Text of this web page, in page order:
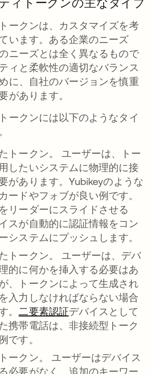
ィトークンの主なタイプ
ークンは、カスタマイズを考
います。ある企業のニーズ
ニーズとは全く異なるもので
ィと柔軟性の適切なバランス
に、自社のバージョンを慎重
があります。
ークンには以下のようなタイ
トークン。 ユーザーは、トー
したいシステムに物理的に接
があります。Yubikeyのような
ードやフォブが良い例です。
リーダーにスライドさせる
スが自動的に認証情報をコン
システムにプッシュします。
トークン。 ユーザーは、デバ
的に何かを挿入する必要はあ
、トークンによって生成され
入力しなければならない場合
。二要素認証デバイスとして
携帯電話は、非接続型トーク
です。
ークン。 ユーザーはデバイス
必要がなく、追加のキーワー